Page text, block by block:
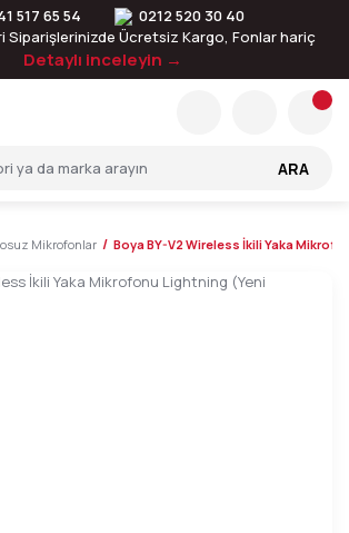
517 65 54
0212 520 30 40
Siparişlerinizde Ücretsiz Kargo, Fonlar hariç
Detaylı inceleyin →
ARA
Mikrofonlar Boya BY-V2 Wireless İkili Yaka